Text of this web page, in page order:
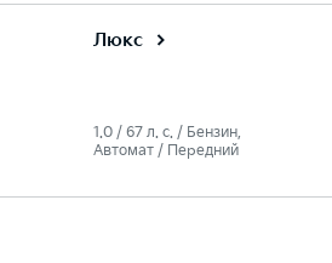
Люкс
1.0 / 67 л. c. / Бензин,
Автомат / Передний